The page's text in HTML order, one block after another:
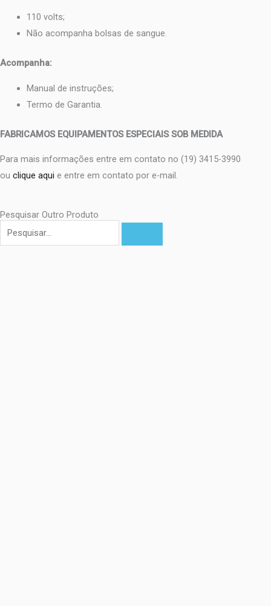
110 volts;
Não acompanha bolsas de sangue.
Acompanha:
Manual de instruções;
Termo de Garantia.
FABRICAMOS EQUIPAMENTOS ESPECIAIS SOB MEDIDA
Para mais informações entre em contato no (19) 3415-3990
ou clique aqui e entre em contato por e-mail.
Pesquisar Outro Produto
Pesquisar